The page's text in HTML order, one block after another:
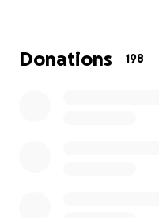
cette cagnotte sera
Un Google Doc circule
Donations 198